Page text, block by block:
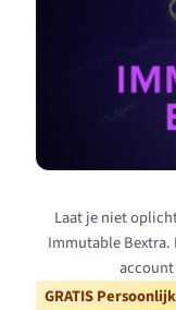
Laat je niet
Immutable Bextra.
GRATIS